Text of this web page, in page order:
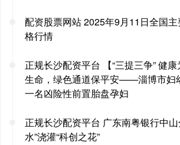
配资股票网站 2025年9月11日全国
格行情
正规长沙配资平台 【“三提三争” 健
生命，绿色通道保平安——淄博市妇
一名凶险性前置胎盘孕妇
正规长沙配资平台 广东南粤银行中
水”浇灌“科创之花”